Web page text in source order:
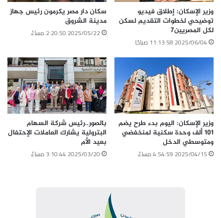
وزير الإسكان: إطلاق فيديو
توضيحي لخطوات التقديم لسكن
لكل المصريين7
2025/06/04 11:13:58 صباحًا
سكان دار مصر يكرمون رئيس جهاز
مدينة الشروق
2025/05/22 2:20:50 مساءً
وزير الإسكان: اليوم بدء طرح يضم
101 ألف وحدة سكنية لمنخفضي
ومتوسطي الدخل
2025/04/15 4:54:59 مساءً
بالصور..رئيس شركة السهام
البترولية يشارك العاملات الإحتفال
بعيد الأم
2025/03/20 3:10:44 مساءً